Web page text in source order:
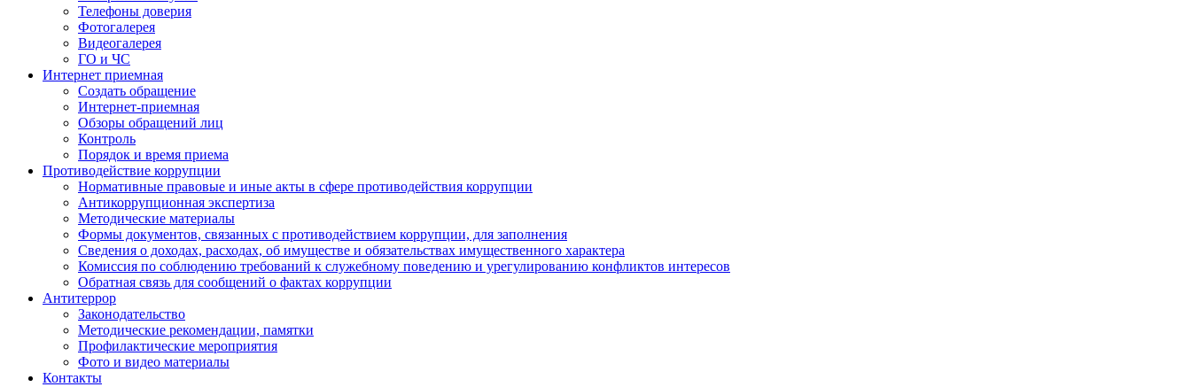
Телефоны доверия
Фотогалерея
Видеогалерея
ГО и ЧС
Интернет приемная
Создать обращение
Интернет-приемная
Обзоры обращений лиц
Контроль
Порядок и время приема
Противодействие коррупции
Нормативные правовые и иные акты в сфере противодействия коррупции
Антикоррупционная экспертиза
Методические материалы
Формы документов, связанных с противодействием коррупции, для заполнения
Сведения о доходах, расходах, об имуществе и обязательствах имущественного характера
Комиссия по соблюдению требований к служебному поведению и урегулированию конфликтов интересов
Обратная связь для сообщений о фактах коррупции
Антитеррор
Законодательство
Методические рекомендации, памятки
Профилактические мероприятия
Фото и видео материалы
Контакты